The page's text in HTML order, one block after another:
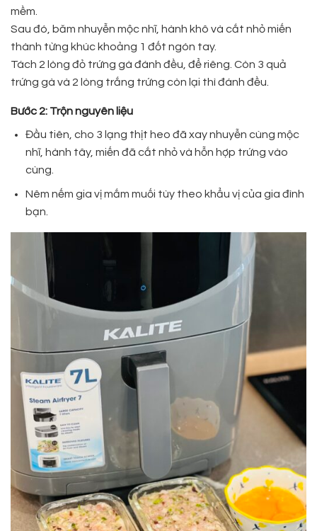
mềm.
Sau đó, băm nhuyễn mộc nhĩ, hành khô và cắt nhỏ miến
thành từng khúc khoảng 1 đốt ngón tay.
Tách 2 lòng đỏ trứng gà đánh đều, để riêng. Còn 3 quả
trứng gà và 2 lòng trắng trứng còn lại thì đánh đều.
Bước 2: Trộn nguyên liệu
Đầu tiên, cho 3 lạng thịt heo đã xay nhuyễn cùng mộc
nhĩ, hành tây, miến đã cắt nhỏ và hỗn hợp trứng vào
cùng.
Nêm nếm gia vị mắm muối tùy theo khẩu vị của gia đình
bạn.